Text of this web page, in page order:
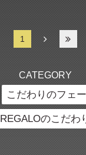
1 2
3
4
5
6
7
CATEGORY
こだわりのフェ
REGALOのこだわ